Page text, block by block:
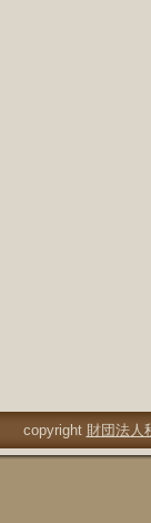
copyright 財団法人